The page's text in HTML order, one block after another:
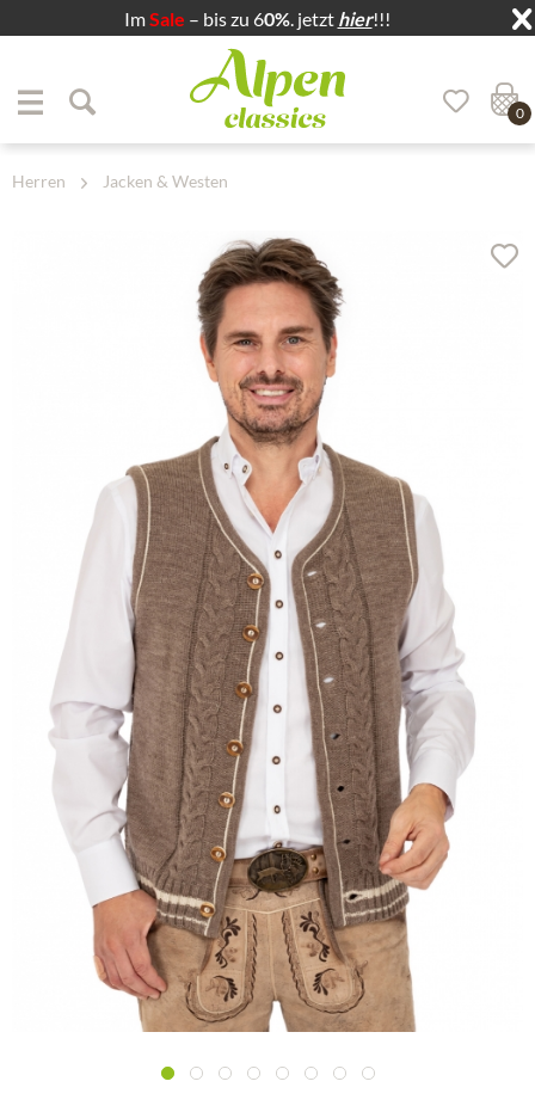
ImSale – bis zu 60%. jetzt hier!!!
Zum Hauptbereich springen
0
Herren Jacken & Westen